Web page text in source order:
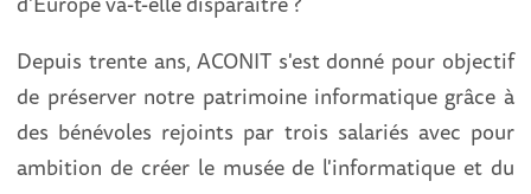
Depuis trente ans, ACONIT s'est donné pour objectif
de préserver notre patrimoine informatique grâce à
des bénévoles rejoints par trois salariés avec pour
ambition de créer le musée de l'informatique et du